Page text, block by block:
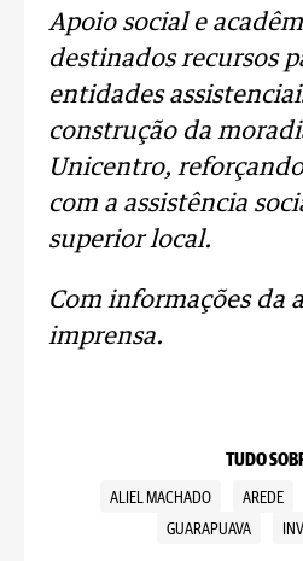
Apoio social e
destinados recursos
entidades
construção da
Unicentro,
com a assistência
superior local.
Com informações da
imprensa.
TUDO
ALIEL MACHADO AREDE
GUARAPUAVA